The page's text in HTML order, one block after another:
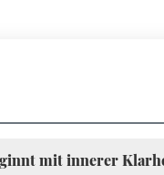
mit innerer